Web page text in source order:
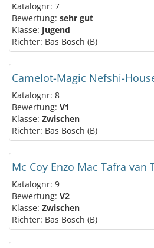
Katalognr: 7
Bewertung: sehr gut
Klasse: Jugend
Richter: Bas Bosch (B)
Camelot-Magic Nefshi-
Katalognr: 8
Bewertung: V1
Klasse: Zwischen
Richter: Bas Bosch (B)
Mc Coy Enzo Mac Tafra van
Katalognr: 9
Bewertung: V2
Klasse: Zwischen
Richter: Bas Bosch (B)